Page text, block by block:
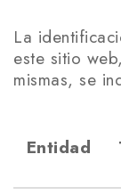
La
este sitio
mismas, se
Entidad